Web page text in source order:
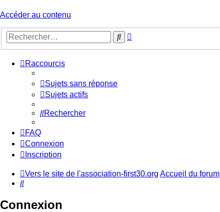
Accéder au contenu
Rechercher
Raccourcis
Sujets sans réponse
Sujets actifs
Rechercher
FAQ
Connexion
Inscription
Vers le site de l'association-first30.org Accueil du forum
Rechercher
Connexion